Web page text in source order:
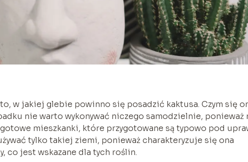
w jakiej glebie powinno się posadzić kaktusa. Czym się
nie warto wykonywać niczego samodzielnie, ponieważ
mieszkanki, które przygotowane są typowo pod
tylko takiej ziemi, ponieważ charakteryzuje się ona
co jest wskazane dla tych roślin.